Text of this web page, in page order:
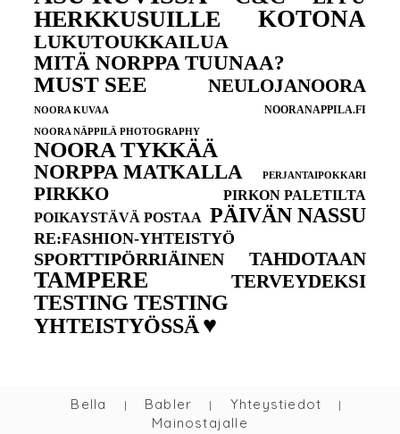
HERKKUSUILLE KOTONA
LUKUTOUKKAILUA
MITÄ NORPPA TUUNAA?
MUST SEE NEULOJANOORA
NOORA KUVAA NOORANAPPILA.FI
NOORA NÄPPILÄ PHOTOGRAPHY
NOORA TYKKÄÄ
NORPPA MATKALLA PERJANTAIPOKKARI
PIRKKO
PIRKON PALETILTA
POIKAYSTÄVÄ POSTAA PÄIVÄN NASSU
RE:FASHION-YHTEISTYÖ
SPORTTIPÖRRIÄINEN TAHDOTAAN
TAMPERE TERVEYDEKSI
TESTING TESTING
YHTEISTYÖSSÄ♥
Bella | Babler | Yhteystiedot |
Mainostajalle